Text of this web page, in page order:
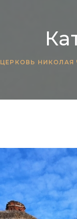
ЦЕРКОВЬ НИКОЛАЯ